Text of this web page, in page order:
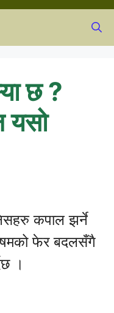
छ ?
यसो
कपाल झर्ने
फेर बदलसँगै
।